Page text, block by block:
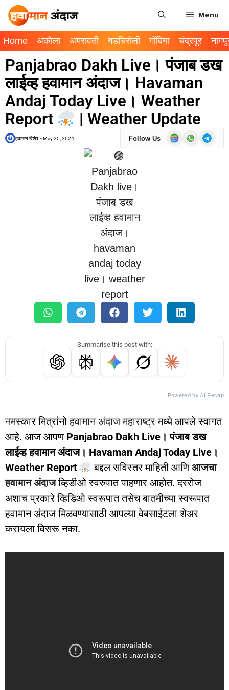
Menu
Home अकोला अमरावती गडचिरोली गोंदिया चंद्रपूर
Panjabrao Dakh Live। पंजाब डख
लाईव्ह हवामान अंदाज। Havaman
Andaj Today Live। Weather
Report
| Weather Update
हवामान विशेष -May 25, 2024 Follow Us
Summarise this post with:
Powered by AI Recap
नमस्कार मित्रांनोहवामान अंदाज महाराष्ट्रमध्ये आपले स्वागत
आहे. आज आपण Panjabrao Dakh Live। पंजाब डख
लाईव्ह हवामान अंदाज। Havaman Andaj Today Live।
Weather Report
बद्दल सविस्तर माहिती आणिआजचा
हवामान अंदाजव्हिडीओ स्वरुपात पाहणार आहोत. दररोज
अशाच प्रकारे व्हिडिओ स्वरूपात तसेच बातमीच्या स्वरूपात
हवामान अंदाज मिळवण्यासाठी आपल्या वेबसाईटला शेअर
करायला विसरू नका.